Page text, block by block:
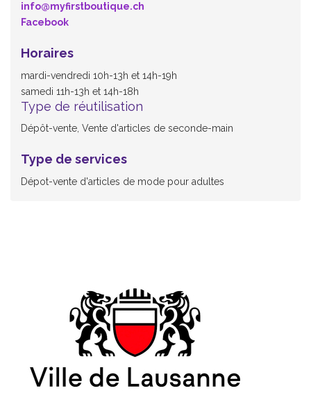
info@myfirstboutique.ch
Facebook
Horaires
mardi-vendredi 10h-13h et 14h-19h
samedi 11h-13h et 14h-18h
Type de réutilisation
Dépôt-vente, Vente d'articles de seconde-main
Type de services
Dépot-vente d'articles de mode pour adultes